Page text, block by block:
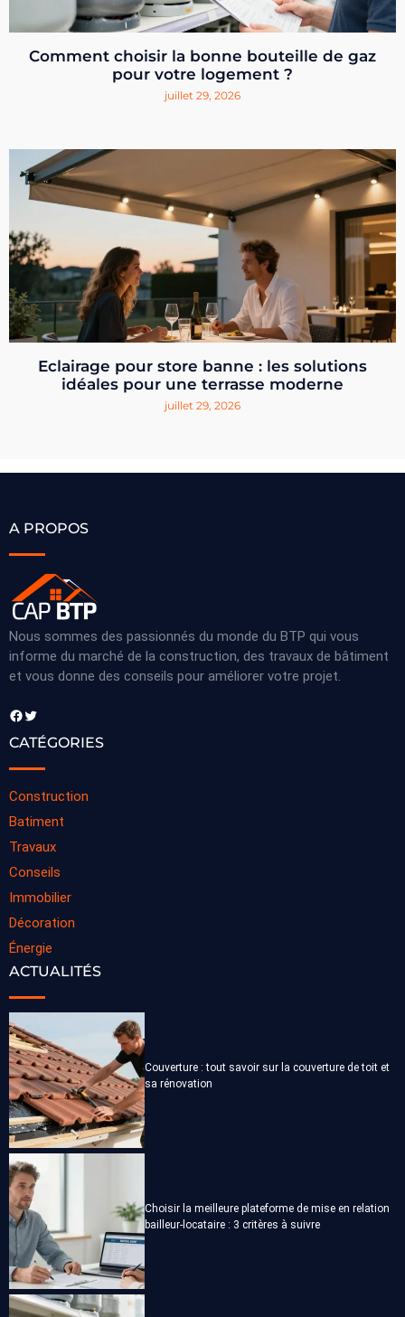
Comment choisir la bonne bouteille de gaz
pour votre logement ?
juillet 29, 2026
Eclairage pour store banne : les solutions
idéales pour une terrasse moderne
juillet 29, 2026
A PROPOS
Nous sommes des passionnés du monde du BTP qui vous
informe du marché de la construction, des travaux de bâtiment
et vous donne des conseils pour améliorer votre projet.
Facebook Twitter
CATÉGORIES
Construction
Batiment
Travaux
Conseils
Immobilier
Décoration
Énergie
ACTUALITÉS
Couverture : tout savoir sur la couverture de toit et
sa rénovation
Choisir la meilleure plateforme de mise en relation
bailleur-locataire : 3 critères à suivre